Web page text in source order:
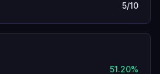
5/10
51.20%